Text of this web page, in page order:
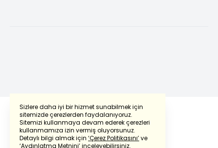
Sizlere daha iyi bir hizmet sunabilmek için
sitemizde çerezlerden faydalanıyoruz.
Sitemizi kullanmaya devam ederek çerezleri
kullanmamıza izin vermiş oluyorsunuz.
Detaylı bilgi almak için ‘Çerez Politikasını’ve
‘Aydınlatma Metnini’inceleyebilirsiniz.